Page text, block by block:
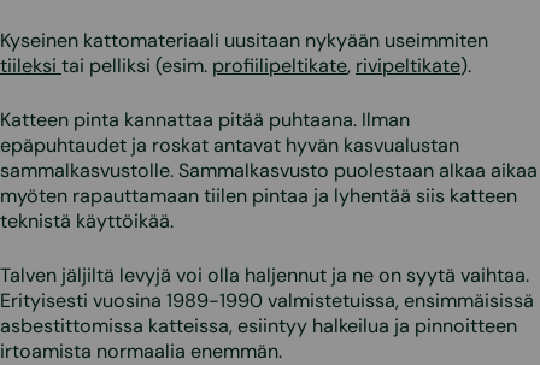
Kyseinen kattomateriaali uusitaan nykyään useimmiten
tiileksi tai pelliksi (esim. profiilipeltikate, rivipeltikate).
Katteen pinta kannattaa pitää puhtaana. Ilman
epäpuhtaudet ja roskat antavat hyvän kasvualustan
sammalkasvustolle. Sammalkasvusto puolestaan alkaa aikaa
myöten rapauttamaan tiilen pintaa ja lyhentää siis katteen
teknistä käyttöikää.
Talven jäljiltä levyjä voi olla haljennut ja ne on syytä vaihtaa.
Erityisesti vuosina 1989-1990 valmistetuissa, ensimmäisissä
asbestittomissa katteissa, esiintyy halkeilua ja pinnoitteen
irtoamista normaalia enemmän.